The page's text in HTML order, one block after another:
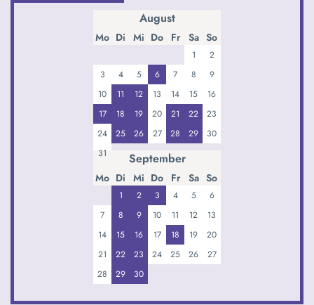
August
Mo Di Mi Do Fr Sa So
1
2
3
4 5 6 7 8
9
10
11 12 13 14 15
16
17
18 19 20 21 22
23
24
25 26 27 28 29
30
31
September
Mo Di Mi Do Fr Sa So
1 2 3 4 5
6
7
8 9 10 11 12
13
14
15 16 17 18 19
20
21
22 23 24 25 26
27
28
29 30